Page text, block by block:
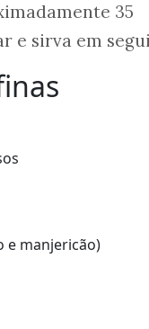
35
e sirva em
e manjericão)